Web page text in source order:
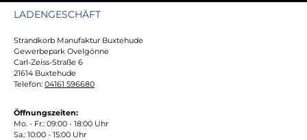
LADENGESCHÄFT
Strandkorb Manufaktur Buxtehude
Gewerbepark Ovelgönne
Carl-Zeiss-Straße 6
21614 Buxtehude
Telefon: 04161 596680
Öffnungszeiten:
Mo. - Fr.: 09:00 - 18:00 Uhr
Sa.: 10:00 - 15:00 Uhr